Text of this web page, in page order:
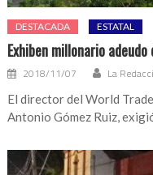
DESTACADA ESTATAL
Exhiben millonario
2018/11/07 La
El director del World
Antonio Gómez Ruiz,